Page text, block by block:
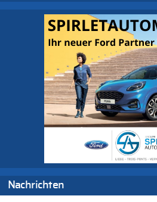
Nachrichten